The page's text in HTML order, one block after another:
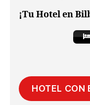
¡Tu Hotel en
HOTEL CON